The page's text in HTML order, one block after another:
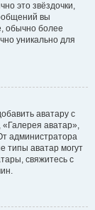
это звёздочки,
вы
обычно более
уникально для
аватару с
«Галерея аватар»,
администратора
типы аватар могут
свяжитесь с